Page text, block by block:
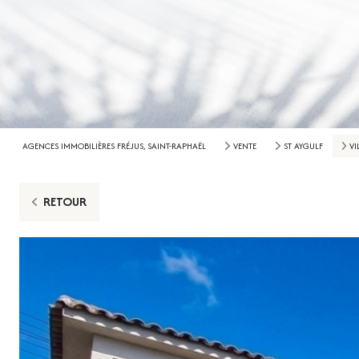
AGENCES IMMOBILIÈRES FRÉJUS, SAINT-RAPHAËL VENTE ST AYGULF
RETOUR